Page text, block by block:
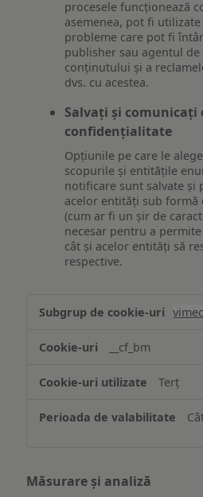
procesele funcționează
asemenea, pot fi
probleme care pot fi
publisher sau agentul
conținutului și a
dvs. cu acestea.
Salvați și comunicați
confidențialitate
Opțiunile pe care le
scopurile și entitățile
notificare sunt salvate și
acelor entități sub formă
(cum ar fi un șir de
necesar pentru a
cât și acelor entități să
respective.
Asigurarea
funcționalităților
website-
ului
__cf_bm
Terț
Măsurare și analiză